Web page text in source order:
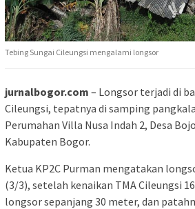
Tebing Sungai Cileungsi mengalami longsor
jurnalbogor.com – Longsor terjadi di
Cileungsi, tepatnya di samping
Perumahan Villa Nusa Indah 2, Desa
Kabupaten Bogor.
Ketua KP2C Purman mengatakan
(3/3), setelah kenaikan TMA Cileungsi
longsor sepanjang 30 meter, dan